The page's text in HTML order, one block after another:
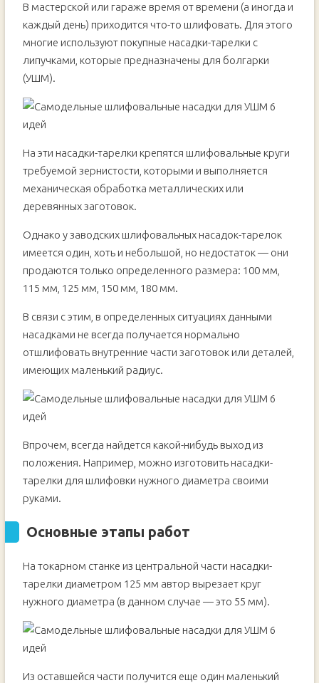
В мастерской или гараже время от времени (а иногда и
каждый день) приходится что-то шлифовать. Для этого
многие используют покупные насадки-тарелки с
липучками, которые предназначены для болгарки
(УШМ).
На эти насадки-тарелки крепятся шлифовальные круги
требуемой зернистости, которыми и выполняется
механическая обработка металлических или
деревянных заготовок.
Однако у заводских шлифовальных насадок-тарелок
имеется один, хоть и небольшой, но недостаток — они
продаются только определенного размера: 100 мм,
115 мм, 125 мм, 150 мм, 180 мм.
В связи с этим, в определенных ситуациях данными
насадками не всегда получается нормально
отшлифовать внутренние части заготовок или деталей,
имеющих маленький радиус.
Впрочем, всегда найдется какой-нибудь выход из
положения. Например, можно изготовить насадки-
тарелки для шлифовки нужного диаметра своими
руками.
Основные этапы работ
На токарном станке из центральной части насадки-
тарелки диаметром 125 мм автор вырезает круг
нужного диаметра (в данном случае — это 55 мм).
Из оставшейся части получится еще один маленький